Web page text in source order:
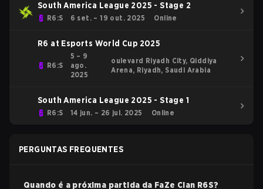
South America League 2025 - Stage 2
R6:S 6 set. – 19 out. 2025 Online
R6 at Esports World Cup 2025
R6:S
5 – 9
ago.
2025
oulevard Riyadh City, Qiddiya
Arena, Riyadh, Saudi Arabia
South America League 2025 - Stage 1
R6:S 14 jun. – 26 jul. 2025 Online
PERGUNTAS FREQUENTES
Quando é a próxima partida da FaZe Clan R6S?